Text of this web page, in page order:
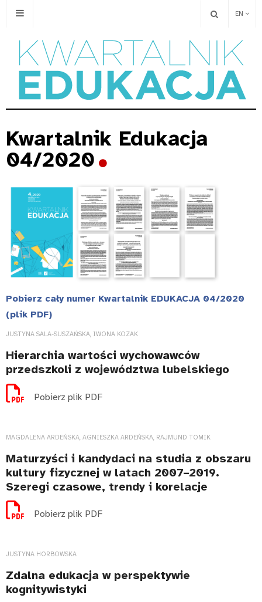
EN
Kwartalnik Edukacja
04/2020
Pobierz cały numer Kwartalnik EDUKACJA 04/2020
(plik PDF)
JUSTYNA SALA-SUSZAŃSKA, IWONA KOZAK
Hierarchia wartości wychowawców
przedszkoli z województwa lubelskiego
Pobierz plik PDF
MAGDALENA ARDEŃSKA, AGNIESZKA ARDEŃSKA, RAJMUND TOMIK
Maturzyści i kandydaci na studia z obszaru
kultury fizycznej w latach 2007–2019.
Szeregi czasowe, trendy i korelacje
Pobierz plik PDF
JUSTYNA HORBOWSKA
Zdalna edukacja w perspektywie
kognitywistyki